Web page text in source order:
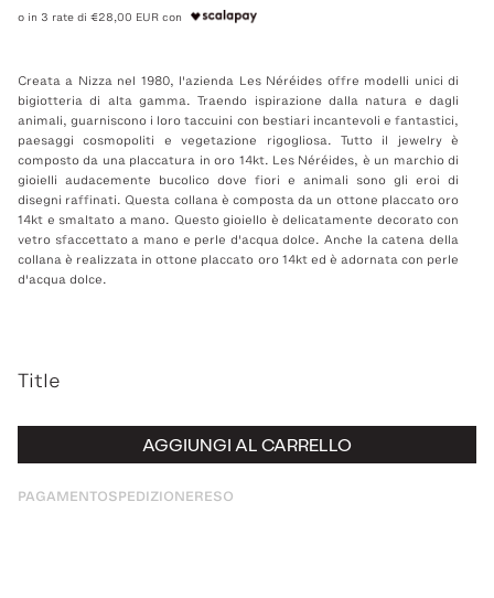
o in 3 rate di €28,00 EUR con
Creata a Nizza nel 1980, l'azienda Les Néréides offre modelli unici di
bigiotteria di alta gamma. Traendo ispirazione dalla natura e dagli
animali, guarniscono i loro taccuini con bestiari incantevoli e fantastici,
paesaggi cosmopoliti e vegetazione rigogliosa. Tutto il jewelry è
composto da una placcatura in oro 14kt. Les Néréides, è un marchio di
gioielli audacemente bucolico dove fiori e animali sono gli eroi di
disegni raffinati. Questa collana è composta da un ottone placcato oro
14kt e smaltato a mano. Questo gioiello è delicatamente decorato con
vetro sfaccettato a mano e perle d'acqua dolce. Anche la catena della
collana è realizzata in ottone placcato oro 14kt ed è adornata con perle
d'acqua dolce.
Title
AGGIUNGI AL CARRELLO
PAGAMENTOSPEDIZIONERESO